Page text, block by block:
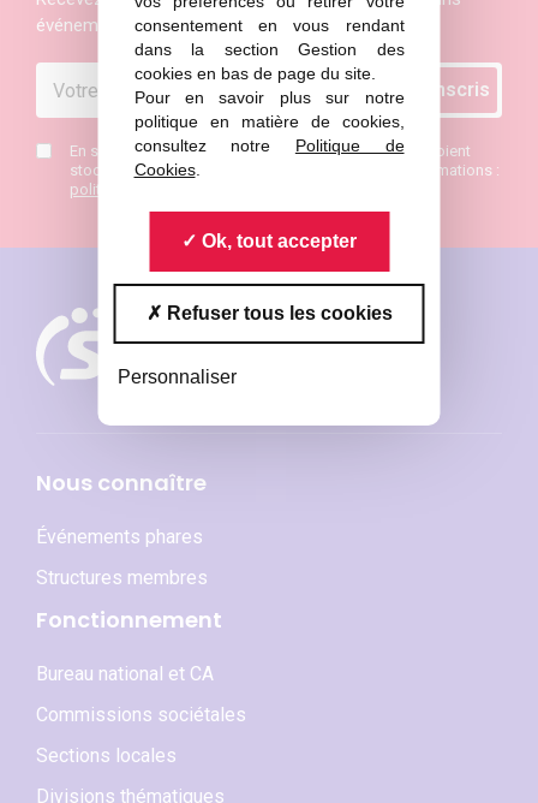
consentement en vous rendant
dans la section Gestion des
cookies en bas de page du site.
Pour en savoir plus sur notre
politique en matière de cookies,
consultez notre Politique de
Cookies.
Ok, tout accepter
Refuser tous les cookies
Personnaliser
événements de la Société Française de Physique
En saisissant mon mail j’accepte que mes données soient
stockées et de recevoir la newsletter SFP. Plus d’informations :
politique de confidentialité
Nous connaître
Événements phares
Structures membres
Fonctionnement
Bureau national et CA
Commissions sociétales
Sections locales
Divisions thématiques